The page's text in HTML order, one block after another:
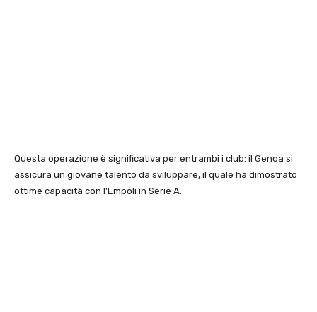
Questa operazione è significativa per entrambi i club: il Genoa si
assicura un giovane talento da sviluppare, il quale ha dimostrato
ottime capacità con l’Empoli in Serie A.